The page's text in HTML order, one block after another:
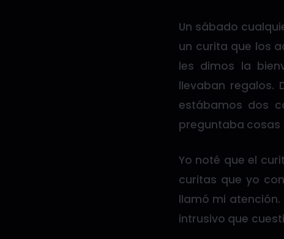
Un sábado
un curita que los
les dimos la
llevaban regalos.
estábamos dos
preguntaba cosas
Yo noté que el
curitas que yo
llamó mi
intrusivo que